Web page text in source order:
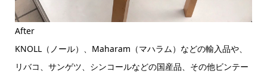
After
KNOLL（ノール）、Maharam（マハラム）などの輸入品や、
リバコ、サンゲツ、シンコールなどの国産品、その他ビンテー